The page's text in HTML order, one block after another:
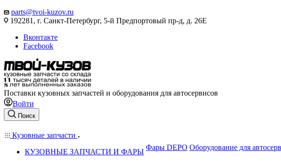
parts@tvoi-kuzov.ru
192281, г. Санкт-Петербург, 5-й Предпортовый пр-д, д. 26Е
Вконтакте
Facebook
Поставки кузовных запчастей и оборудования для автосервисов
Войти
Поиск
Кузовные запчасти
КУЗОВНЫЕ ЗАПЧАСТИ И ФАРЫ
Фары DEPO Оборудование для